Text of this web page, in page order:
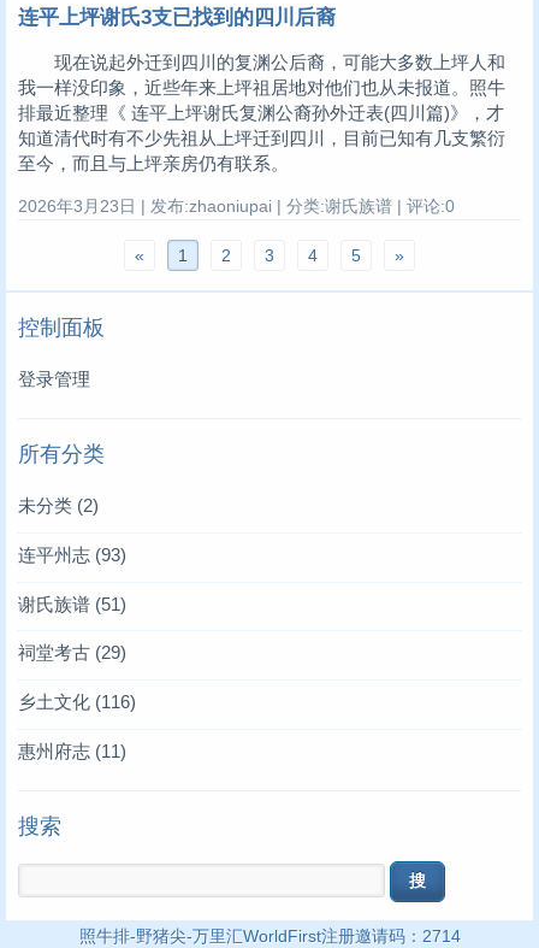
连平上坪谢氏3支已找到的四川后裔
现在说起外迁到四川的复渊公后裔，可能大多数上坪人和
我一样没印象，近些年来上坪祖居地对他们也从未报道。照牛
排最近整理《 连平上坪谢氏复渊公裔孙外迁表(四川篇)》，才
知道清代时有不少先祖从上坪迁到四川，目前已知有几支繁衍
至今，而且与上坪亲房仍有联系。
2026年3月23日 | 发布:zhaoniupai | 分类:谢氏族谱 | 评论:0
« 1 2 3 4 5 »
控制面板
登录管理
所有分类
未分类 (2)
连平州志 (93)
谢氏族谱 (51)
祠堂考古 (29)
乡土文化 (116)
惠州府志 (11)
搜索
照牛排-野猪尖-万里汇WorldFirst注册邀请码：2714